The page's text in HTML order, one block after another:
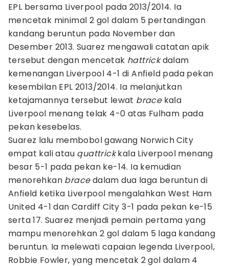
EPL bersama Liverpool pada 2013/2014. Ia
mencetak minimal 2 gol dalam 5 pertandingan
kandang beruntun pada November dan
Desember 2013. Suarez mengawali catatan apik
tersebut dengan mencetak hattrickdalam
kemenangan Liverpool 4-1 di Anfield pada pekan
kesembilan EPL 2013/2014. Ia melanjutkan
ketajamannya tersebut lewat bracekala
Liverpool menang telak 4-0 atas Fulham pada
pekan kesebelas.
Suarez lalu membobol gawang Norwich City
empat kali atau quattrickkala Liverpool menang
besar 5-1 pada pekan ke-14. Ia kemudian
menorehkan bracedalam dua laga beruntun di
Anfield ketika Liverpool mengalahkan West Ham
United 4-1 dan Cardiff City 3-1 pada pekan ke-15
serta 17. Suarez menjadi pemain pertama yang
mampu menorehkan 2 gol dalam 5 laga kandang
beruntun. Ia melewati capaian legenda Liverpool,
Robbie Fowler, yang mencetak 2 gol dalam 4